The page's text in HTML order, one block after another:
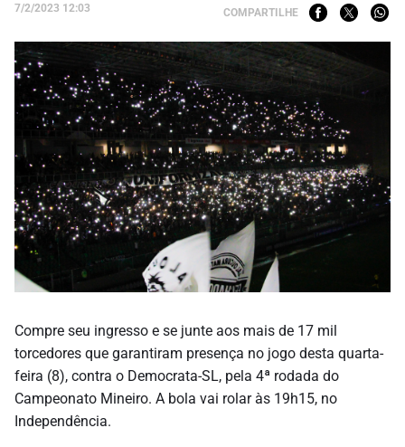
7/2/2023 12:03 COMPARTILHE
Compre seu ingresso e se junte aos mais de 17 mil
torcedores que garantiram presença no jogo desta quarta-
feira (8), contra o Democrata-SL, pela 4ª rodada do
Campeonato Mineiro. A bola vai rolar às 19h15, no
Independência.